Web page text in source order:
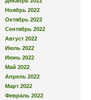
Ноябрь 2022
Октябрь 2022
Сентябрь 2022
Август 2022
Июль 2022
Июнь 2022
Май 2022
Апрель 2022
Март 2022
Февраль 2022